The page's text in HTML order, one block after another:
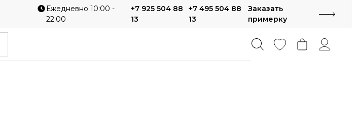
Ежедневно 10:00 -
22:00
+7 925 504 88
13
+7 495 504 88
13
Заказать
примерку